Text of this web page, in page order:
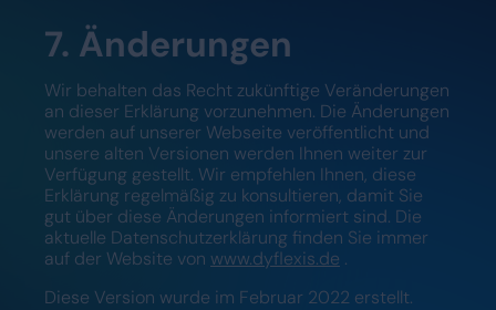
7. Änderungen
Wir behalten das Recht zukünftige Veränderungen
an dieser Erklärung vorzunehmen. Die Änderungen
werden auf unserer Webseite veröffentlicht und
unsere alten Versionen werden Ihnen weiter zur
Verfügung gestellt. Wir empfehlen Ihnen, diese
Erklärung regelmäßig zu konsultieren, damit Sie
gut über diese Änderungen informiert sind. Die
aktuelle Datenschutzerklärung finden Sie immer
auf der Website von www.dyflexis.de .
Diese Version wurde im Februar 2022 erstellt.